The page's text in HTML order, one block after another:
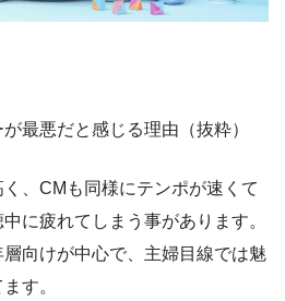
最悪だと感じる理由（抜粋）
く、CMも同様にテンポが速くて
に疲れてしまう事があります。
向けが中心で、主婦目線では魅
す。